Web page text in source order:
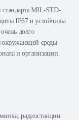
стандарта MIL-STD-
IP67 и устойчивы
долго
окружающей среды
и организации.
радиостанции